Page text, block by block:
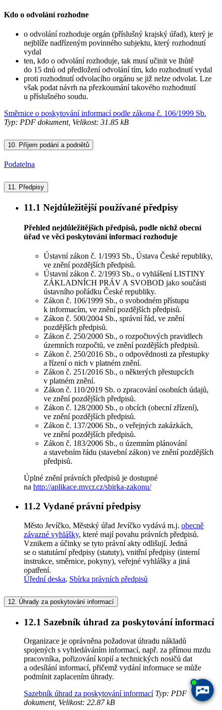
Kdo o odvolání rozhodne
o odvolání rozhoduje orgán (příslušný krajský úřad), který je
nejblíže nadřízeným povinného subjektu, který rozhodnutí
vydal
ten, kdo o odvolání rozhoduje, tak musí učinit ve lhůtě
do 15 dnů od předložení odvolání tím, kdo rozhodnutí vydal
proti rozhodnutí odvolacího orgánu se již nelze odvolat. Lze
však podat návrh na přezkoumání takového rozhodnutí
u příslušného soudu.
Směrnice o poskytování informací podle zákona č. 106/1999 Sb.
Typ: PDF dokument, Velikost: 31.85 kB
10. Příjem podání a podnětů
Podatelna
11. Předpisy
11.1 Nejdůležitější používané předpisy
Přehled nejdůležitějších předpisů, podle nichž obecní
úřad ve věci poskytování informací rozhoduje
Ústavní zákon č. 1/1993 Sb., Ústava České republiky,
ve znění pozdějších předpisů.
Ústavní zákon č. 2/1993 Sb., o vyhlášení LISTINY
ZÁKLADNÍCH PRÁV A SVOBOD jako součásti
ústavního pořádku České republiky.
Zákon č. 106/1999 Sb., o svobodném přístupu
k informacím, ve znění pozdějších předpisů.
Zákon č. 500/2004 Sb., správní řád, ve znění
pozdějších předpisů.
Zákon č. 250/2000 Sb., o rozpočtových pravidlech
územních rozpočtů, ve znění pozdějších předpisů.
Zákon č. 250/2016 Sb., o odpovědnosti za přestupky
a řízení o nich v platném znění.
Zákon č. 251/2016 Sb., o některých přestupcích
v platném znění.
Zákon č. 110/2019 Sb. o zpracování osobních údajů,
ve znění pozdějších předpisů.
Zákon č. 128/2000 Sb., o obcích (obecní zřízení),
ve znění pozdějších předpisů.
Zákon č. 137/2006 Sb., o veřejných zakázkách,
ve znění pozdějších předpisů.
Zákon č. 183/2006 Sb., o územním plánování
a stavebním řádu (stavební zákon) ve znění pozdějších
předpisů.
Úplné znění právních předpisů je dostupné
na http://aplikace.mvcr.cz/sbirka-zakonu/
11.2 Vydané právní předpisy
Město Jevíčko, Městský úřad Jevíčko vydává m.j. obecně
závazné vyhlášky, které mají povahu právních předpisů.
Vznikem a účinky se tyto právní akty odlišují. Jedná
se o statutární předpisy (statuty), vnitřní předpisy (interní
instrukce, směrnice, pokyny), veřejné vyhlášky a jiná
opatření.
Úřední deska, Sbírka právních předpisů
12. Úhrady za poskytování informací
12.1 Sazebník úhrad za poskytování informací
Organizace je oprávněna požadovat úhradu nákladů
spojených s vyhledáváním informací, např. za přímou mzdu
pracovníka, pořizování kopií a technických nosičů dat
a odesílání informací, přičemž vydání informace se může
podmínit zaplacením úhrady.
Sazebník úhrad za poskytování informacíTyp: PDF
dokument, Velikost: 22.87 kB